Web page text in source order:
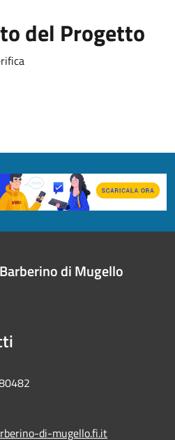
del Progetto
di Mugello
di-mugello.fi.it